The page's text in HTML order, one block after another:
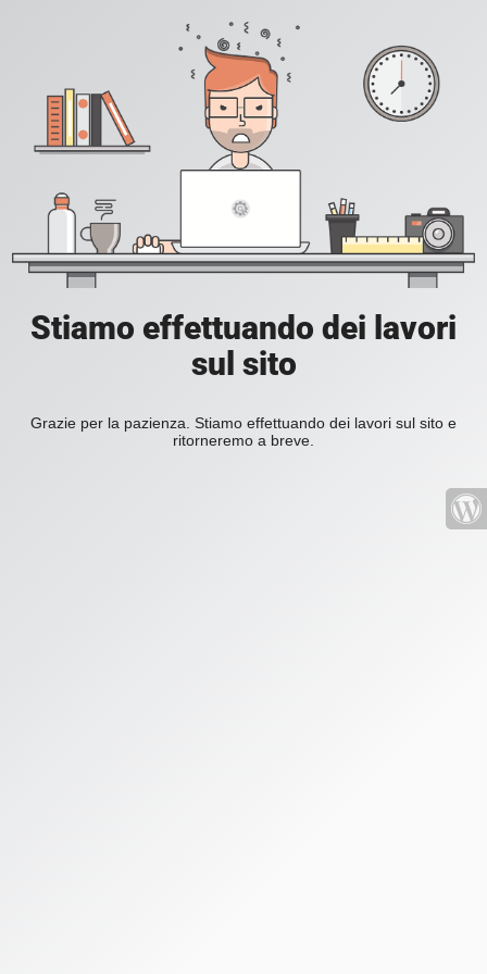
Stiamo effettuando dei lavori
sul sito
Grazie per la pazienza. Stiamo effettuando dei lavori sul sito e
ritorneremo a breve.